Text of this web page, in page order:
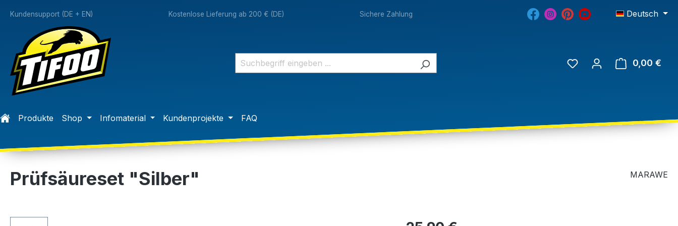
Zur Hauptnavigation springen
Kundensupport (DE + EN) Kostenlose Lieferung ab 200 € (DE) Sichere Zahlung Deutsch
0,00 €
Produkte Shop Infomaterial Kundenprojekte FAQ
Prüfsäureset "Silber" MARAWE